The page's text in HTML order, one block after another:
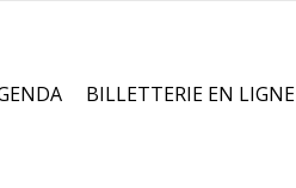
BILLETTERIE EN LIGNE